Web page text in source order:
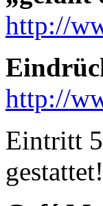
http://
http://
Eintritt
gestattet!